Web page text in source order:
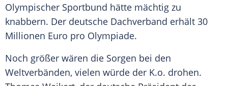
Olympischer Sportbund hätte mächtig zu
knabbern. Der deutsche Dachverband erhält 30
Millionen Euro pro Olympiade.
Noch größer wären die Sorgen bei den
Weltverbänden, vielen würde der K.o. drohen.